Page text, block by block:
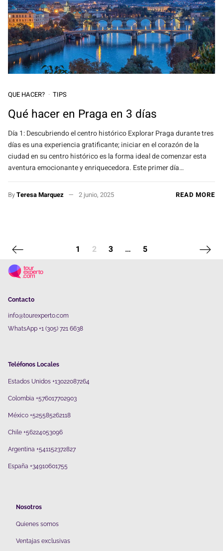
QUE HACER? TIPS
Qué hacer en Praga en 3 días
Día 1: Descubriendo el centro histórico Explorar Praga durante tres
días es una experiencia gratificante; iniciar en el corazón de la
ciudad en su centro histórico es la forma ideal de comenzar esta
aventura emocionante y enriquecedora. Este primer día…
ByTeresa Marquez 2 junio, 2025 READ MORE
Previous page 1 2 3 … 5 Next
Contacto
info@tourexperto.com
WhatsApp +1 (305) 721 6638
Teléfonos Locales
Estados Unidos +13022087264
Colombia +576017702903
México +525585262118
Chile +56224053096
Argentina +541152372827
España +34910601755
Nosotros
Quienes somos
Ventajas exclusivas